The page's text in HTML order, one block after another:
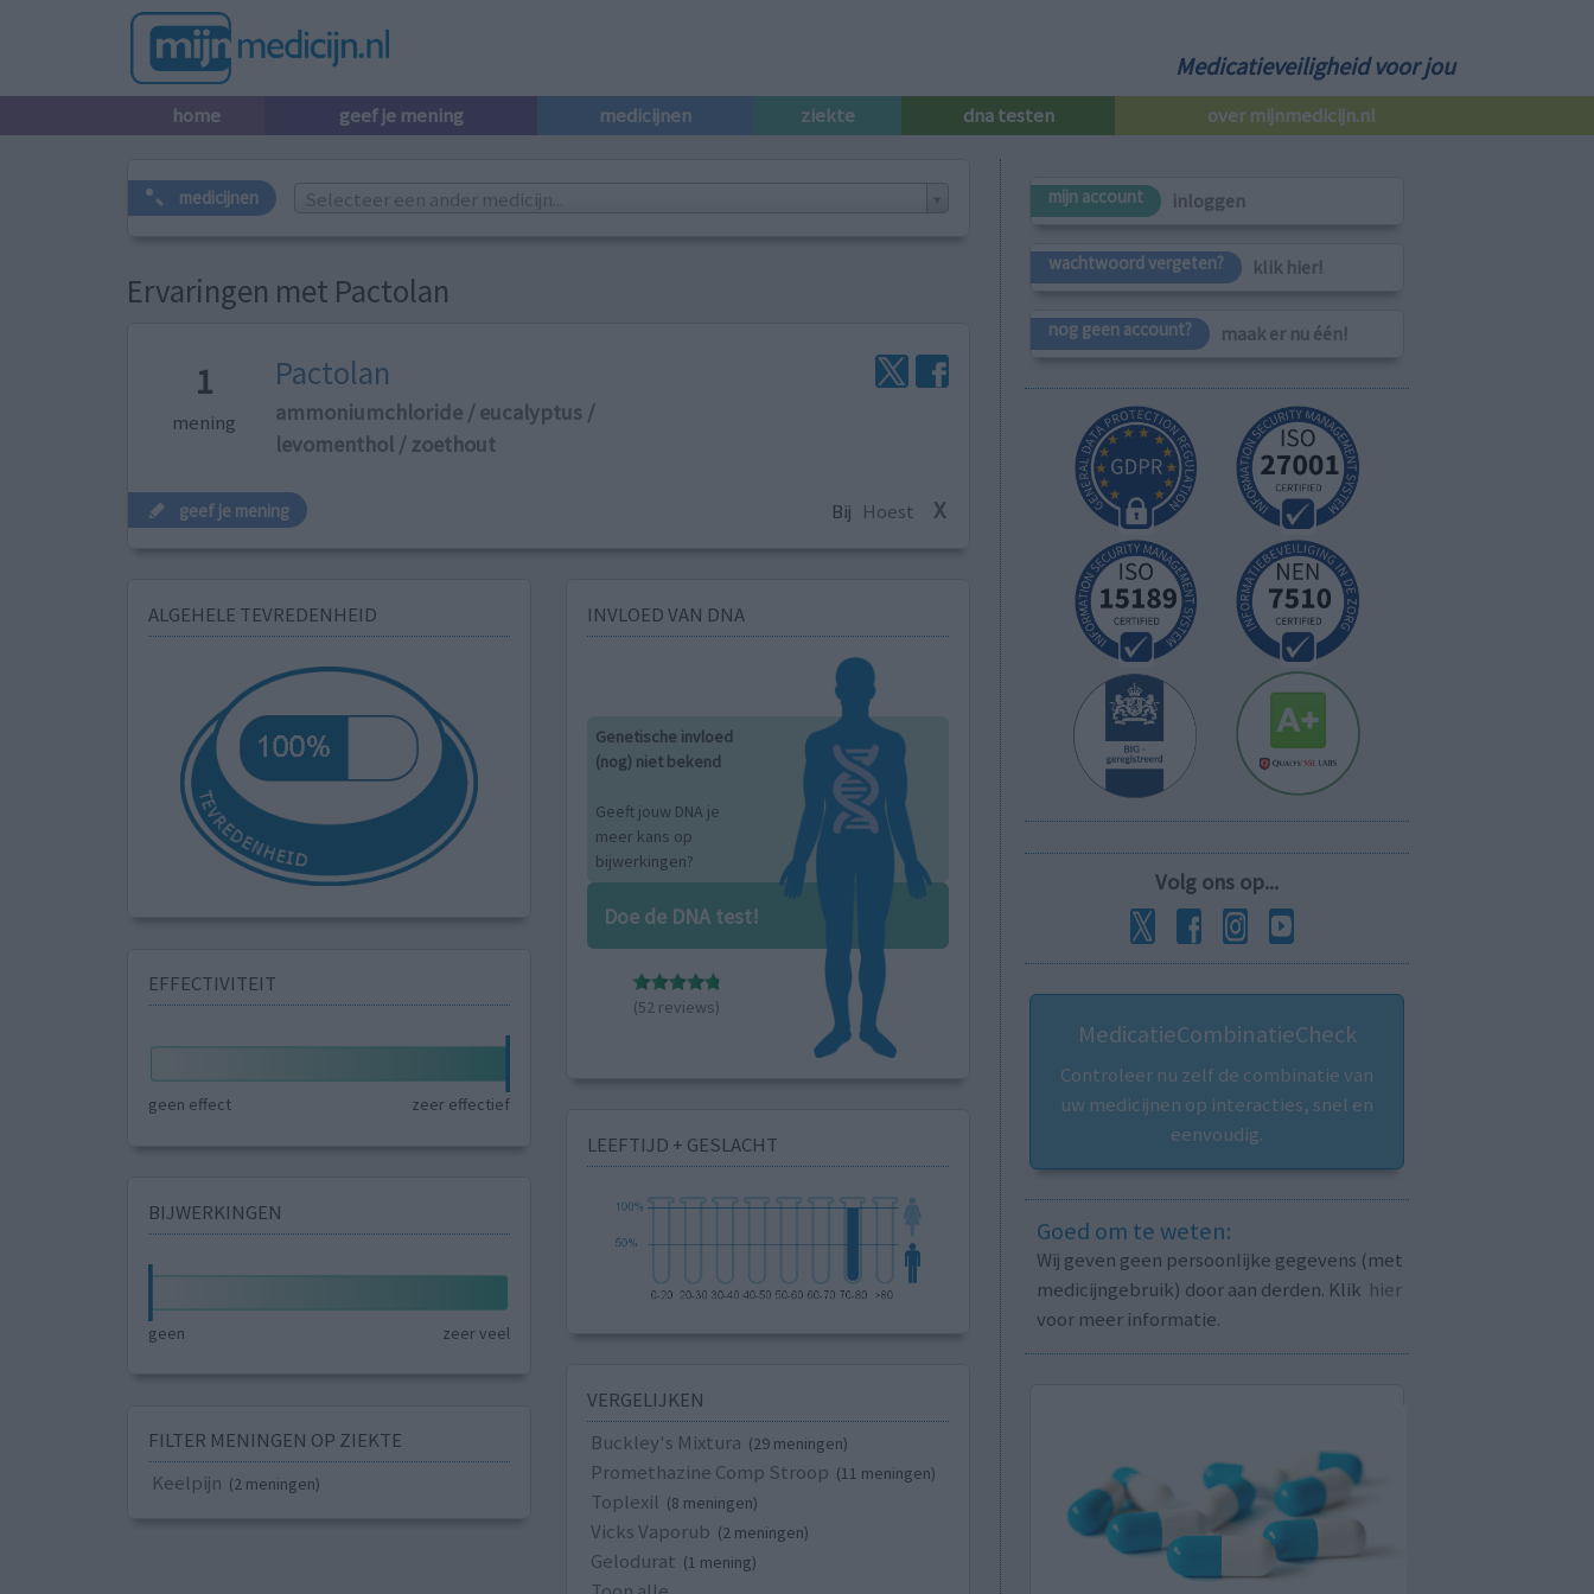
Medicatieveiligheid voor jou
home geef je mening medicijnen ziekte dna testen over mijnmedicijn.nl
medicijnen Selecteer een ander medicijn...
Ervaringen met Pactolan
1
mening
Pactolan
ammoniumchloride / eucalyptus /
levomenthol / zoethout
geef je mening Bij Hoest X
ALGEHELE TEVREDENHEID
EFFECTIVITEIT
geen effect zeer effectief
BIJWERKINGEN
geen zeer veel
FILTER MENINGEN OP ZIEKTE
Keelpijn (2 meningen)
INVLOED VAN DNA
Genetische invloed
(nog) niet bekend
Geeft jouw DNA je
meer kans op
bijwerkingen?
Doe de DNA test!
(52 reviews)
LEEFTIJD + GESLACHT
VERGELIJKEN
Buckley's Mixtura (29 meningen)
Promethazine Comp Stroop (11 meningen)
Toplexil (8 meningen)
Vicks Vaporub (2 meningen)
Gelodurat (1 mening)
mijn account inloggen
wachtwoord vergeten? klik hier!
nog geen account? maak er nu één!
Volg ons op...
MedicatieCombinatieCheck
Controleer nu zelf de combinatie van
uw medicijnen op interacties, snel en
eenvoudig.
Goed om te weten:
Wij geven geen persoonlijke gegevens (met
medicijngebruik) door aan derden. Klik hier
voor meer informatie.